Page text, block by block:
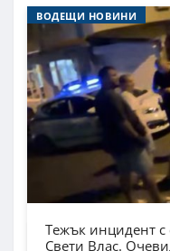
ВОДЕЩИ НОВИНИ
Тежък инцидент с
Свети Влас.